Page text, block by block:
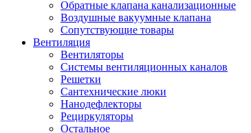
Обратные клапана канализационные
Воздушные вакуумные клапана
Сопутствующие товары
Вентиляция
Вентиляторы
Системы вентиляционных каналов
Решетки
Сантехнические люки
Нанодефлекторы
Рециркуляторы
Остальное